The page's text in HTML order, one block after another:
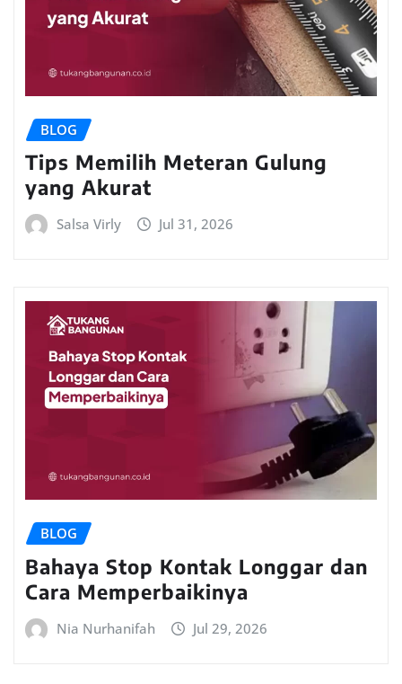
BLOG
Tips Memilih Meteran Gulung
yang Akurat
Salsa Virly Jul 31, 2026
BLOG
Bahaya Stop Kontak Longgar dan
Cara Memperbaikinya
Nia Nurhanifah Jul 29, 2026